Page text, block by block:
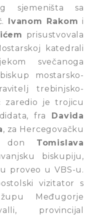
sjemeništa sa
Ivanom Rakom i
prisustvovala
katedrali
svečanoga
mostarsko-
trebinjsko-
zaredio je trojicu
fra Davida
, za Hercegovačku
i don Tomislava
biskupiju,
proveo u VBS-u.
vizitator s
Međugorje
provincijal